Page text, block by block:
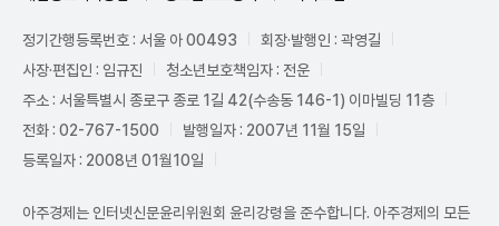
정기간행등록번호 : 서울 아 00493
회장·발행인 : 곽영길
사장·편집인 : 임규진
청소년보호책임자 : 전운
주소 : 서울특별시 종로구 종로 1길 42(수송동 146-1) 이마빌딩 11층
전화 : 02-767-1500
발행일자 : 2007년 11월 15일
등록일자 : 2008년 01월10일
아주경제는 인터넷신문윤리위원회 윤리강령을 준수합니다. 아주경제의 모든